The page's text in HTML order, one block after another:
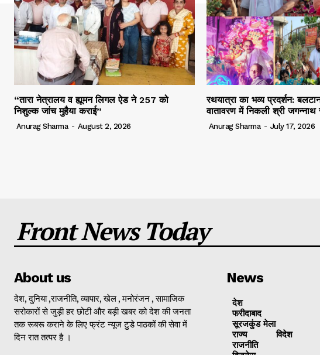
“तारा नेत्रालय व ह्यूमन लिगल ऐड ने 257 को
निशुल्क जांच मुहैया कराई”
Anurag Sharma - August 2, 2026
रथयात्रा का भव्य प्रदर्शन:
वातावरण में निकली श्री जगन्नाथ
Anurag Sharma - July 17, 2026
Front News Today
About us
देश, दुनिया ,राजनीति, व्यापार, खेल , मनोरंजन , सामाजिक
सरोकारों से जुड़ी हर छोटी और बड़ी खबर को देश की जनता
तक रूबरू कराने के लिए फ्रंट न्यूज टुडे पाठकों की सेवा में
दिन रात तत्पर है ।
News
देश
फरीदाबाद
सूरजकुंड मेला
राज्‍य
विदेश
राजनीति